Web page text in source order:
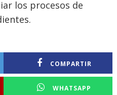
los procesos de
COMPARTIR
WHATSAPP